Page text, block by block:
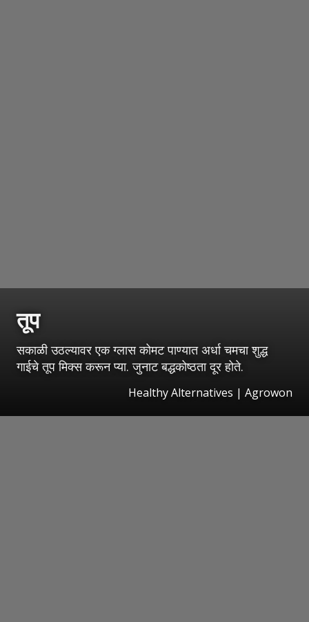
तूप
सकाळी उठल्यावर एक ग्लास कोमट पाण्यात अर्धा चमचा शुद्ध
गाईचे तूप मिक्स करून प्या. जुनाट बद्धकोष्ठता दूर होते.
Healthy Alternatives | Agrowon